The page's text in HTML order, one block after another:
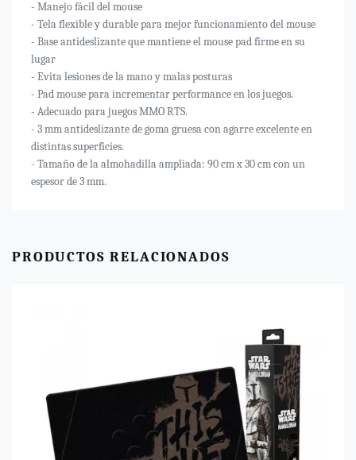
- Manejo fácil del mouse
- Tela flexible y durable para mejor funcionamiento del mouse
- Base antideslizante que mantiene el mouse pad firme en su
lugar
- Evita lesiones de la mano y malas posturas
- Pad mouse para incrementar performance en los juegos.
- Adecuado para juegos MMO RTS.
- 3 mm antideslizante de goma gruesa con agarre excelente en
distintas superficies.
- Tamaño de la almohadilla ampliada: 90 cm x 30 cm con un
espesor de 3 mm.
PRODUCTOS RELACIONADOS